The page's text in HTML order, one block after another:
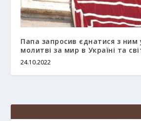
Папа запросив єднатися з ним
молитві за мир в Україні та
24.10.2022